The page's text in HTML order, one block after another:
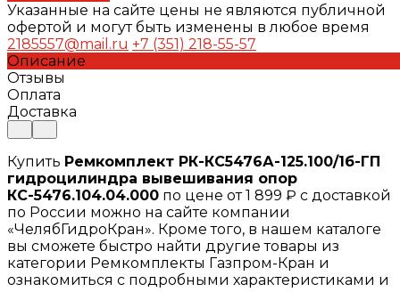
Указанные на сайте цены не являются публичной
офертой и могут быть изменены в любое время
2185557@mail.ru +7 (351) 218-55-57
Описание
Отзывы
Оплата
Доставка
Купить Ремкомплект РК-КС5476А-125.100/1б-ГП
гидроцилиндра вывешивания опор
КС-5476.104.04.000 по цене от 1 899 ₽ с доставкой
по России можно на сайте компании
«ЧелябГидроКран». Кроме того, в нашем каталоге
вы сможете быстро найти другие товары из
категории Ремкомплекты Газпром-Кран и
ознакомиться с подробными характеристиками и